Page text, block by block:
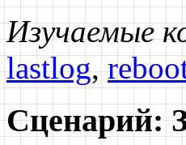
Изучаемые
lastlog,
Сценарий: